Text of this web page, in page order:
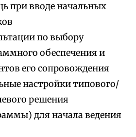
при вводе начальных
по выбору
обеспечения и
его сопровождения
настройки типового/
решения
для начала ведения